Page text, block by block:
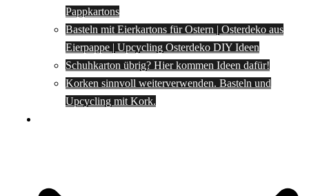
Pappkartons
Basteln mit Eierkartons für Ostern | Osterdeko aus
Eierpappe | Upcycling Osterdeko DIY Ideen
Schuhkarton übrig? Hier kommen Ideen dafür!
Korken sinnvoll weiterverwenden. Basteln und
Upcycling mit Kork.